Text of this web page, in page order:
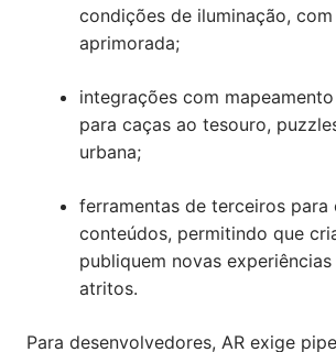
condições de iluminação,
aprimorada;
integrações com
para caças ao tesouro,
urbana;
ferramentas de terceiros para
conteúdos, permitindo que
publiquem novas
atritos.
Para desenvolvedores, AR exige